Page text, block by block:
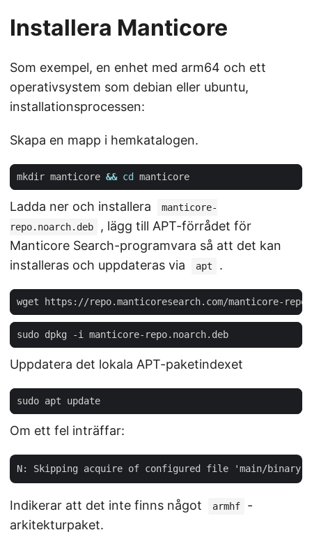
Installera Manticore
Som exempel, en enhet med arm64 och ett
operativsystem som debian eller ubuntu,
installationsprocessen:
Skapa en mapp i hemkatalogen.
mkdir manticore && cd
Ladda ner och installera
manticore-
repo.noarch.deb
, lägg till APT-förrådet för
Manticore Search-programvara så att det kan
installeras och uppdateras via
apt .
Uppdatera det lokala APT-paketindexet
Om ett fel inträffar:
Indikerar att det inte finns något armhf
-
arkitekturpaket.